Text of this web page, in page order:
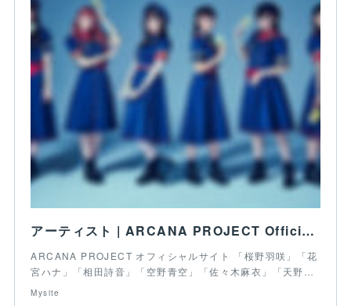
アーティスト | ARCANA PROJECT Official Site
ARCANA PROJECT オフィシャルサイト 「桜野羽咲」「花
宮ハナ」「相田詩音」「空野青空」「佐々木麻衣」「天野…
Mysite